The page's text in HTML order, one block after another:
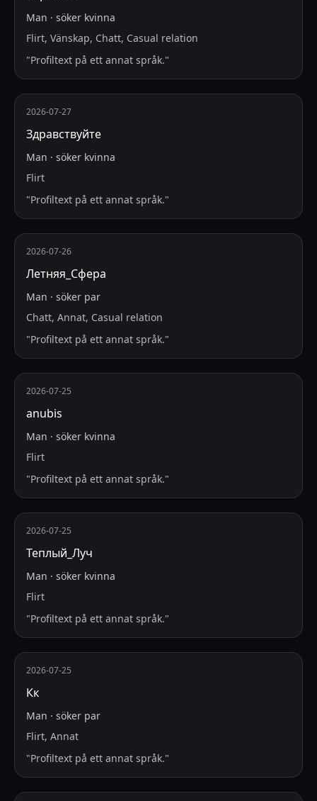
Man · söker kvinna
Flirt, Vänskap, Chatt, Casual relation
"Profiltext på ett annat språk."
2026-07-27
Здравствуйте
Man · söker kvinna
Flirt
"Profiltext på ett annat språk."
2026-07-26
Летняя_Сфера
Man · söker par
Chatt, Annat, Casual relation
"Profiltext på ett annat språk."
2026-07-25
anubis
Man · söker kvinna
Flirt
"Profiltext på ett annat språk."
2026-07-25
Теплый_Луч
Man · söker kvinna
Flirt
"Profiltext på ett annat språk."
2026-07-25
Кк
Man · söker par
Flirt, Annat
"Profiltext på ett annat språk."